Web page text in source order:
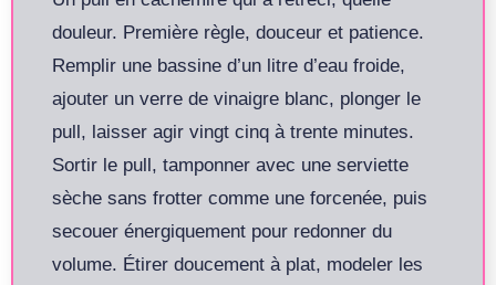
douleur. Première règle, douceur et patience.
Remplir une bassine d’un litre d’eau froide,
ajouter un verre de vinaigre blanc, plonger le
pull, laisser agir vingt cinq à trente minutes.
Sortir le pull, tamponner avec une serviette
sèche sans frotter comme une forcenée, puis
secouer énergiquement pour redonner du
volume. Étirer doucement à plat, modeler les